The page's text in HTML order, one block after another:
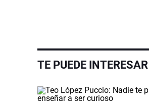
TE PUEDE INTERESAR